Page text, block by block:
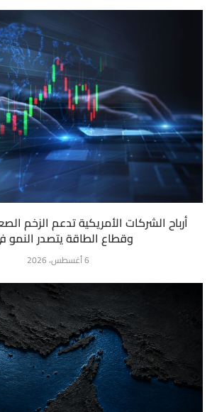
أرباح الشركات الأمريكية تدعم الزخم
وقطاع الطاقة يتصدر النمو
6 أغسطس، 2026